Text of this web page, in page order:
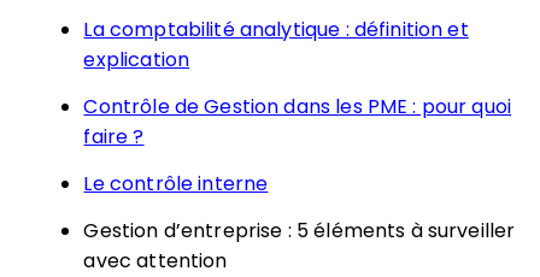
La comptabilité analytique : définition et
explication
Contrôle de Gestion dans les PME : pour quoi
faire ?
Le contrôle interne
Gestion d’entreprise : 5 éléments à surveiller
avec attention